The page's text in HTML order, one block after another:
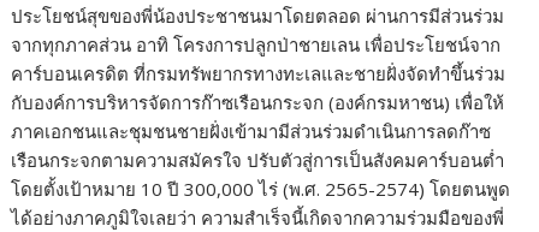
ประโยชน์สุขของพี่น้องประชาชนมาโดยตลอด ผ่านการมีส่วนร่วม
จากทุกภาคส่วน อาทิ โครงการปลูกป่าชายเลน เพื่อประโยชน์จาก
คาร์บอนเครดิต ที่กรมทรัพยากรทางทะเลและชายฝั่งจัดทำขึ้นร่วม
กับองค์การบริหารจัดการก๊าซเรือนกระจก (องค์กรมหาชน) เพื่อให้
ภาคเอกชนและชุมชนชายฝั่งเข้ามามีส่วนร่วมดำเนินการลดก๊าซ
เรือนกระจกตามความสมัครใจ ปรับตัวสู่การเป็นสังคมคาร์บอนต่ำ
โดยตั้งเป้าหมาย 10 ปี 300,000 ไร่ (พ.ศ. 2565-2574) โดยตนพูด
ได้อย่างภาคภูมิใจเลยว่า ความสำเร็จนี้เกิดจากความร่วมมือของพี่